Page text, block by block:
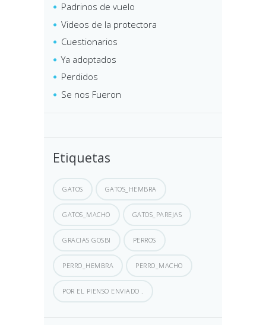
Padrinos de vuelo
Videos de la protectora
Cuestionarios
Ya adoptados
Perdidos
Se nos Fueron
Etiquetas
GATOS GATOS_HEMBRA
GATOS_MACHO GATOS_PAREJAS
GRACIAS GOSBI PERROS
PERRO_HEMBRA PERRO_MACHO
POR EL PIENSO ENVIADO .